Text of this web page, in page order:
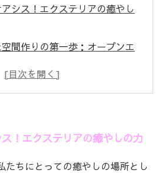
シス！エクステリアの癒やし
間作りの第一歩：オープンエ
夜のリラックスタイムを演
！エクステリアの癒やしの力
たちにとっての癒やしの場所とし